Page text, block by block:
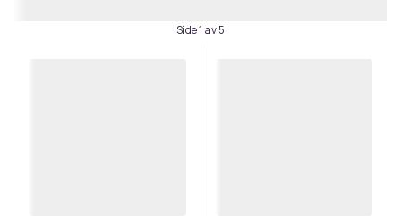
Side 1 av 5